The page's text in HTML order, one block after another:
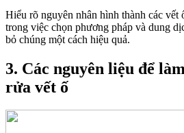
Hiểu rõ nguyên nhân hình thành các vết
trong việc chọn phương pháp và dung
bỏ chúng một cách hiệu quả.
3. Các nguyên liệu để
rửa vết ố